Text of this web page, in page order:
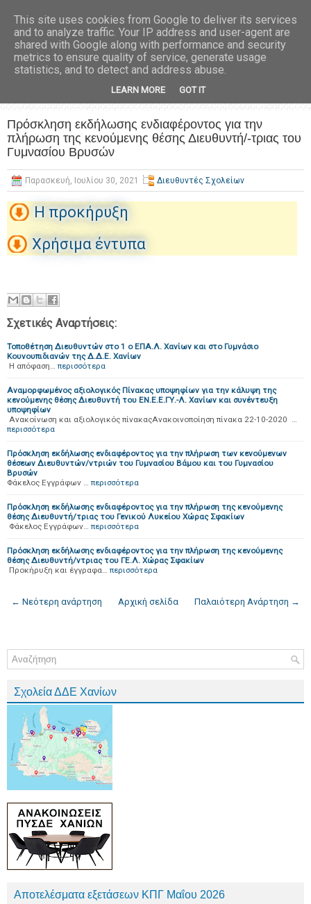
Πρόσκληση εκδήλωσης ενδιαφέροντος για την
πλήρωση της κενούμενης θέσης Διευθυντή/-τριας του
Γυμνασίου Βρυσών
Παρασκευή, Ιουλίου 30, 2021 Διευθυντές Σχολείων
H προκήρυξη
Χρήσιμα έντυπα
Σχετικές Αναρτήσεις:
Τοποθέτηση Διευθυντών στο 1 ο ΕΠΑ.Λ. Χανίων και στο Γυμνάσιο
Κουνουπιδιανών της Δ.Δ.Ε. Χανίων
Η απόφαση… περισσότερα
Αναμορφωμένος αξιολογικός Πίνακας υποψηφίων για την κάλυψη της
κενούμενης θέσης Διευθυντή του ΕΝ.Ε.Ε.ΓΥ.-Λ. Χανίων και συνέντευξη
υποψηφίων
Ανακοίνωση και αξιολογικός πίνακαςΑνακοινοποίηση πίνακα 22-10-2020 …
περισσότερα
Πρόσκληση εκδήλωσης ενδιαφέροντος για την πλήρωση των κενούμενων
θέσεων Διευθυντών/ντριών του Γυμνασίου Βάμου και του Γυμνασίου
Βρυσών
Φάκελος Εγγράφων … περισσότερα
Πρόσκληση εκδήλωσης ενδιαφέροντος για την πλήρωση της κενούμενης
θέσης Διευθυντή/τριας του Γενικού Λυκείου Χώρας Σφακίων
Φάκελος Εγγράφων… περισσότερα
Πρόσκληση εκδήλωσης ενδιαφέροντος για την πλήρωση της κενούμενης
θέσης Διευθυντή/ντριας του ΓΕ.Λ. Χώρας Σφακίων
Προκήρυξη και έγγραφα… περισσότερα
← Νεότερη ανάρτηση Παλαιότερη Ανάρτηση →
Αρχική σελίδα
Σχολεία ΔΔΕ Χανίων
Αποτελέσματα εξετάσεων ΚΠΓ Μαΐου 2026
This site uses cookies from Google to deliver its services
and to analyze traffic. Your IP address and user-agent are
shared with Google along with performance and security
metrics to ensure quality of service, generate usage
statistics, and to detect and address abuse.
LEARN MORE GOT IT